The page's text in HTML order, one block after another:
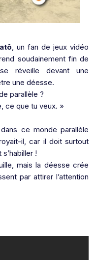
, un fan de jeux vidéo
soudainement fin de
réveille devant une
une déesse.
parallèle ?
ce que tu veux. »
dans ce monde parallèle
il, car il doit surtout
!
mais la déesse crée
par attirer l’attention